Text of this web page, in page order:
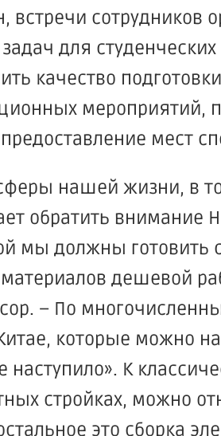
сотрудников
для
качество
мероприятий,
мест
нашей жизни, в
обратить внимание
мы должны готовить
дешевой
– По
которые можно
К
стройках, можно
это сборка